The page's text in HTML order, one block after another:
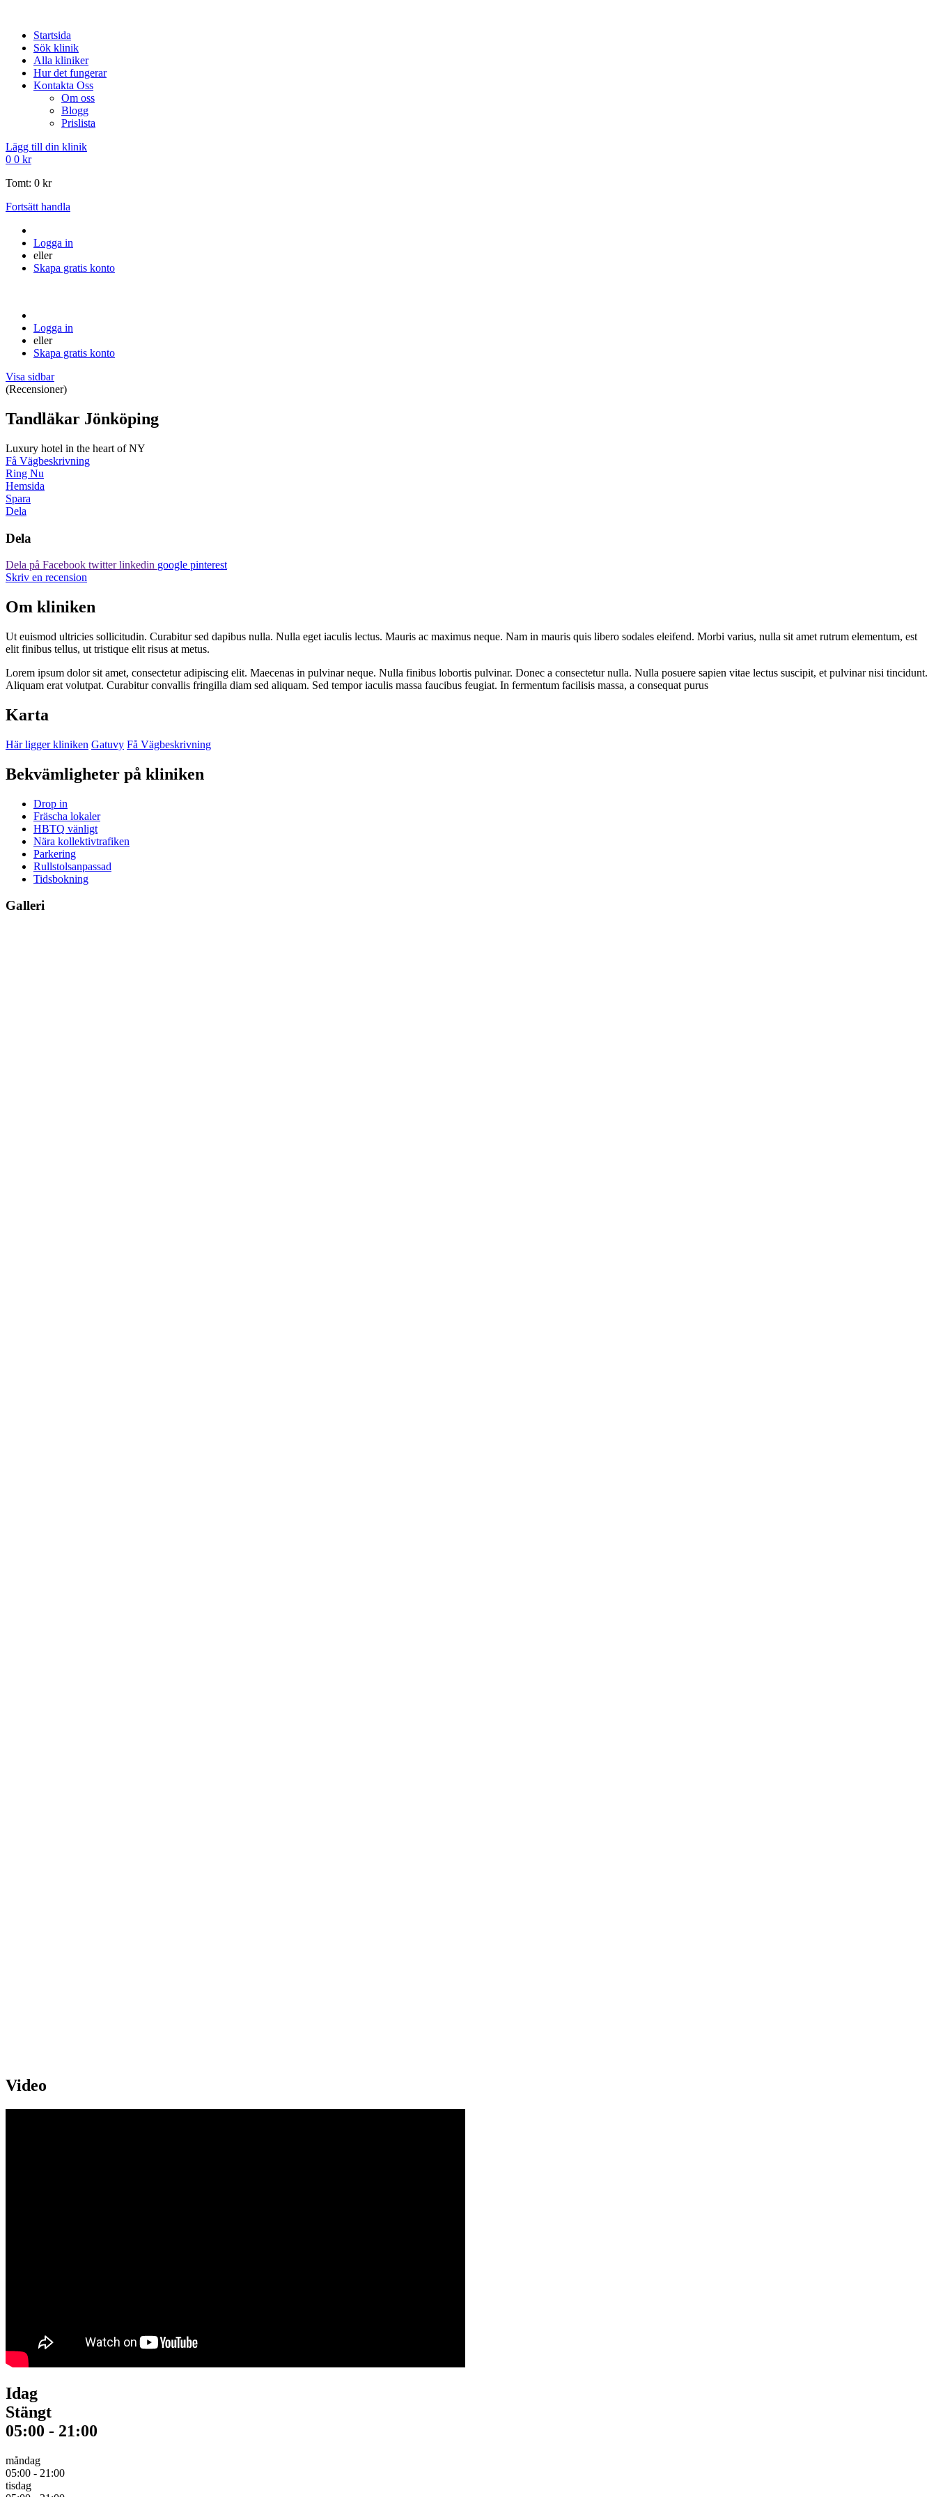
Startsida
Sök klinik
Alla kliniker
Hur det fungerar
Kontakta Oss
Om oss
Blogg
Prislista
Lägg till din klinik
0 0 kr
Tomt: 0 kr
Fortsätt handla
Logga in
eller
Skapa gratis konto
Logga in
eller
Skapa gratis konto
Visa sidbar
(Recensioner)
Tandläkar Jönköping
Luxury hotel in the heart of NY
Få Vägbeskrivning
Ring Nu
Hemsida
Spara
Dela
Dela
Dela på Facebook twitter linkedin google pinterest
Skriv en recension
Om kliniken
Ut euismod ultricies sollicitudin. Curabitur sed dapibus nulla. Nulla eget iaculis lectus. Mauris ac maximus neque. Nam in mauris quis libero sodales eleifend. Morbi varius, nulla sit amet rutrum elementum, est
elit finibus tellus, ut tristique elit risus at metus.
Lorem ipsum dolor sit amet, consectetur adipiscing elit. Maecenas in pulvinar neque. Nulla finibus lobortis pulvinar. Donec a consectetur nulla. Nulla posuere sapien vitae lectus suscipit, et pulvinar nisi tincidunt.
Aliquam erat volutpat. Curabitur convallis fringilla diam sed aliquam. Sed tempor iaculis massa faucibus feugiat. In fermentum facilisis massa, a consequat purus
Karta
Här ligger kliniken Gatuvy Få Vägbeskrivning
Bekvämligheter på kliniken
Drop in
Fräscha lokaler
HBTQ vänligt
Nära kollektivtrafiken
Parkering
Rullstolsanpassad
Tidsbokning
Galleri
Video
Idag
Stängt
05:00 - 21:00
måndag
05:00 - 21:00
tisdag